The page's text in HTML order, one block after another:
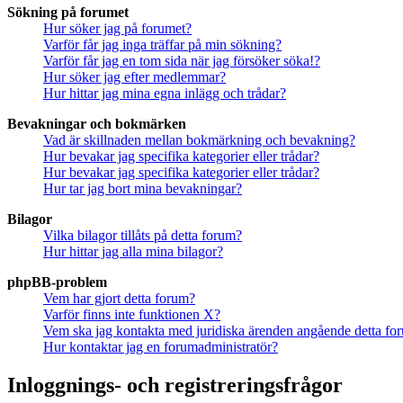
Sökning på forumet
Hur söker jag på forumet?
Varför får jag inga träffar på min sökning?
Varför får jag en tom sida när jag försöker söka!?
Hur söker jag efter medlemmar?
Hur hittar jag mina egna inlägg och trådar?
Bevakningar och bokmärken
Vad är skillnaden mellan bokmärkning och bevakning?
Hur bevakar jag specifika kategorier eller trådar?
Hur bevakar jag specifika kategorier eller trådar?
Hur tar jag bort mina bevakningar?
Bilagor
Vilka bilagor tillåts på detta forum?
Hur hittar jag alla mina bilagor?
phpBB-problem
Vem har gjort detta forum?
Varför finns inte funktionen X?
Vem ska jag kontakta med juridiska ärenden angående detta
Hur kontaktar jag en forumadministratör?
Inloggnings- och registreringsfrågor